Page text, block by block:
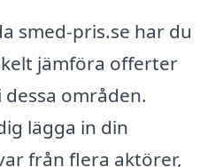
smed-pris.se har du
jämföra offerter
områden.
lägga in din
från flera aktörer,